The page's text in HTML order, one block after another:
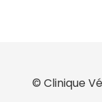
© Clinique